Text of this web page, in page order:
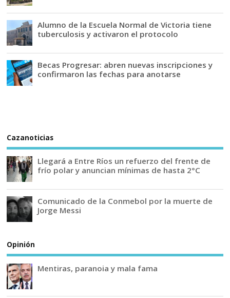
Alumno de la Escuela Normal de Victoria tiene
tuberculosis y activaron el protocolo
Becas Progresar: abren nuevas inscripciones y
confirmaron las fechas para anotarse
Cazanoticias
Llegará a Entre Ríos un refuerzo del frente de
frío polar y anuncian mínimas de hasta 2°C
Comunicado de la Conmebol por la muerte de
Jorge Messi
Opinión
Mentiras, paranoia y mala fama